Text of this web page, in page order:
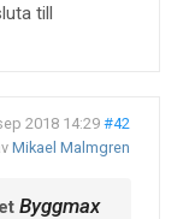
till
2018 14:29 #42
Mikael Malmgren
Byggmax